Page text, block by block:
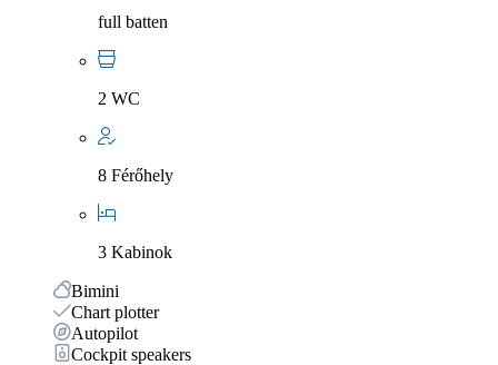
full batten
2 WC
8 Férőhely
3 Kabinok
Bimini
Chart plotter
Autopilot
Cockpit speakers